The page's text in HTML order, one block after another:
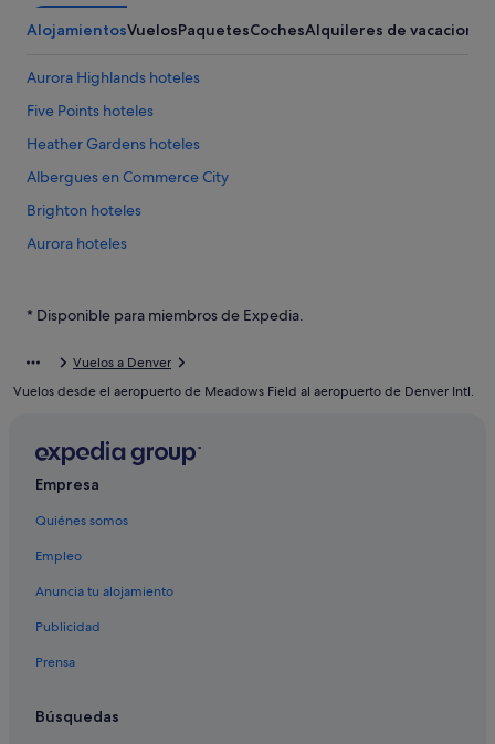
AlojamientosVuelosPaquetesCochesAlquileres de vacaciones
Aurora Highlands hoteles
Five Points hoteles
Heather Gardens hoteles
Albergues en Commerce City
Brighton hoteles
Aurora hoteles
Glendale hoteles
Watkins hoteles
Condado de Denver hoteles
Elyria Swansea hoteles
* Disponible para miembros de Expedia.
Vuelos a Denver
Vuelos desde el aeropuerto de Meadows Field al aeropuerto de Denver Intl.
Empresa
Quiénes somos
Empleo
Anuncia tu alojamiento
Publicidad
Prensa
Búsquedas